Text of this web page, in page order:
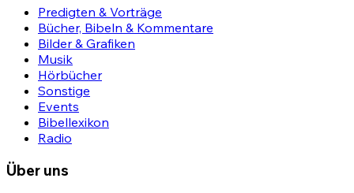
Predigten & Vorträge
Bücher, Bibeln & Kommentare
Bilder & Grafiken
Musik
Hörbücher
Sonstige
Events
Bibellexikon
Radio
Über uns